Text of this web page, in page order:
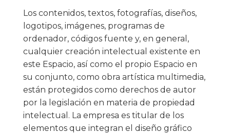
Los contenidos, textos, fotografías, diseños,
logotipos, imágenes, programas de
ordenador, códigos fuente y, en general,
cualquier creación intelectual existente en
este Espacio, así como el propio Espacio en
su conjunto, como obra artística multimedia,
están protegidos como derechos de autor
por la legislación en materia de propiedad
intelectual. La empresa es titular de los
elementos que integran el diseño gráfico